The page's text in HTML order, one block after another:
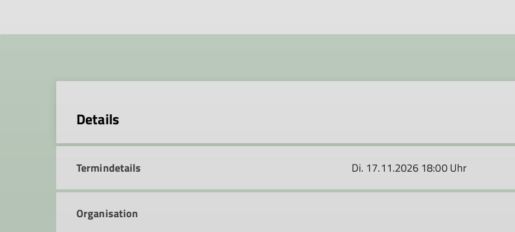
Details
Termindetails Di. 17.11.2026 18:00 Uhr
Organisation